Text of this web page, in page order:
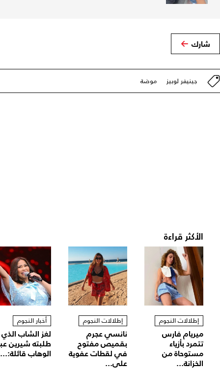
شارك
جينيفر لوبيز موضة
الأكثر قراءة
إطلالات النجوم
ميريام فارس
تتمرد بأزياء
مستوحاة من
الخزانة...
إطلالات النجوم
نانسي عجرم
بقميص مفتوح
في لقطات عفوية
على...
أخبار النجوم
لغز الشاب الذي
طلبته شيرين
الوهاب قائلة:...